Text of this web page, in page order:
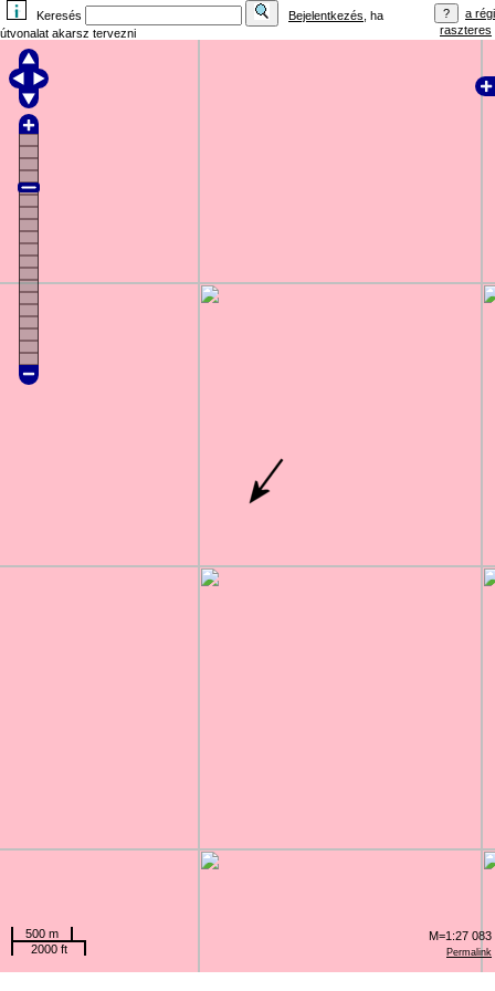
Keresés Bejelentkezés , ha
útvonalat akarsz tervezni
a régi
raszteres
Permalink
500 m
2000 ft
M=1:27 083